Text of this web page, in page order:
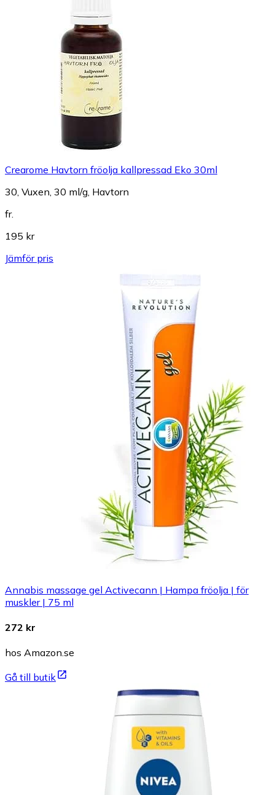
Crearome Havtorn fröolja kallpressad Eko 30ml
30, Vuxen, 30 ml/g, Havtorn
fr.
195 kr
Jämför pris
Annabis massage gel Activecann | Hampa fröolja | för
muskler | 75 ml
272 kr
hos Amazon.se
Gå till butik